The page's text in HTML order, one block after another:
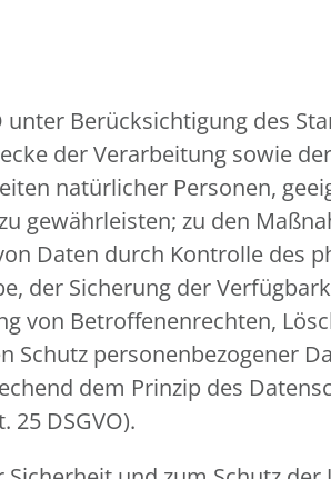
unter Berücksichtigung des
der Verarbeitung sowie
natürlicher Personen,
gewährleisten; zu den
Daten durch Kontrolle des
der Sicherung der
von Betroffenenrechten,
Schutz personenbezogener
dem Prinzip des
DSGVO).